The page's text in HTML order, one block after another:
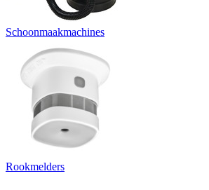
Schoonmaakmachines
Rookmelders